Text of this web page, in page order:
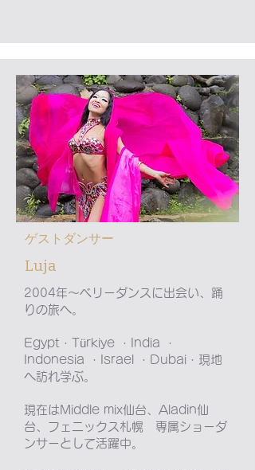
​ゲストダンサー
​Luja
2004年〜ベリーダンスに出会い、踊
りの旅へ。
Egypt・Türkiye ・India ・
Indonesia ・Israel ・Dubai・現地
へ訪れ学ぶ。
現在はMiddle mix仙台、Aladin仙
台、フェニックス札幌 専属ショーダ
ンサーとして活躍中。